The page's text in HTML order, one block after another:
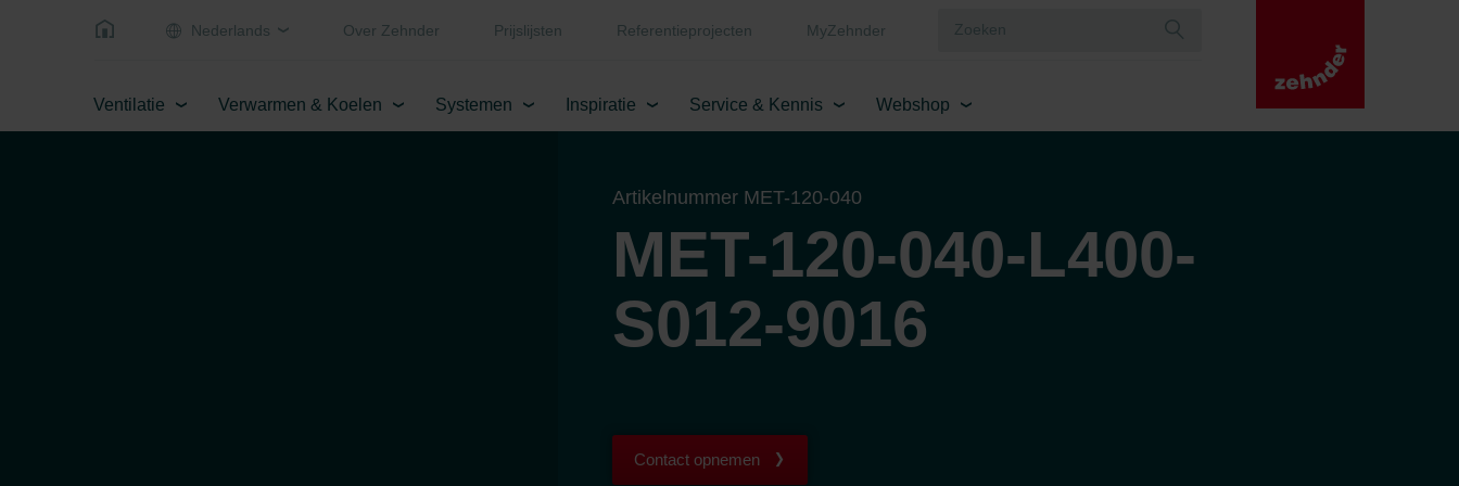
Nederlands Over Zehnder Prijslijsten Referentieprojecten MyZehnder
Ventilatie Verwarmen & Koelen Systemen Inspiratie Service & Kennis Webshop
Artikelnummer MET-120-040
MET-120-040-L400-
S012-9016
Contact opnemen